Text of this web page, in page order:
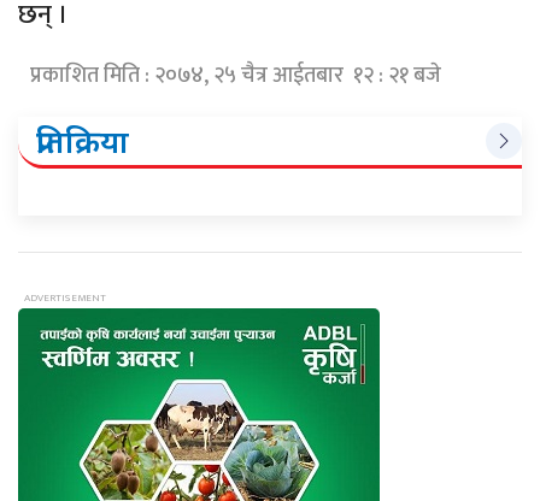
छन् ।
प्रकाशित मिति : २०७४, २५ चैत्र आईतबार १२ : २१ बजे
प्रतिक्रिया